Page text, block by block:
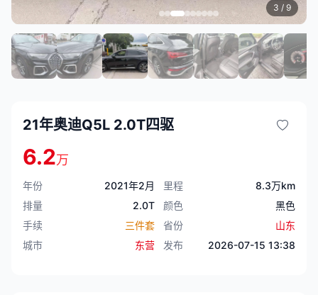
3 / 9
21年奥迪Q5L 2.0T四驱
6.2万
年份 2021年2月 里程
8.3万km
排量
2.0T 颜色
黑色
手续
三件套 省份
山东
城市
东营 发布 2026-07-15 13:38